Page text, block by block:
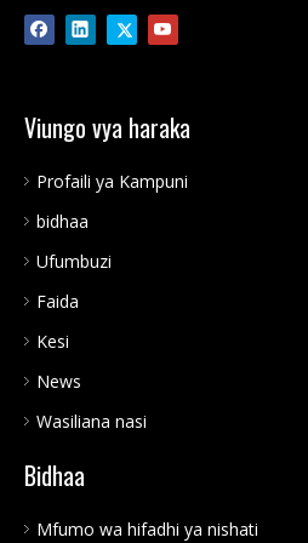
Viungo vya haraka
Profaili ya Kampuni
bidhaa
Ufumbuzi
Faida
Kesi
News
Wasiliana nasi
Bidhaa
Mfumo wa hifadhi ya nishati